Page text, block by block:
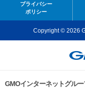
プライバシー
ポリシー
Copyright © 2026
GMOインターネットグル